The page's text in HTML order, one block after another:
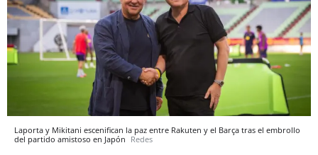
Laporta y Mikitani escenifican la paz entre Rakuten y el Barça tras el embrollo
del partido amistoso en Japón Redes